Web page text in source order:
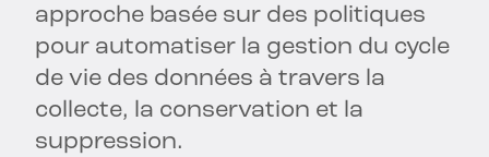
approche basée sur des politiques
pour automatiser la gestion du cycle
de vie des données à travers la
collecte, la conservation et la
suppression.